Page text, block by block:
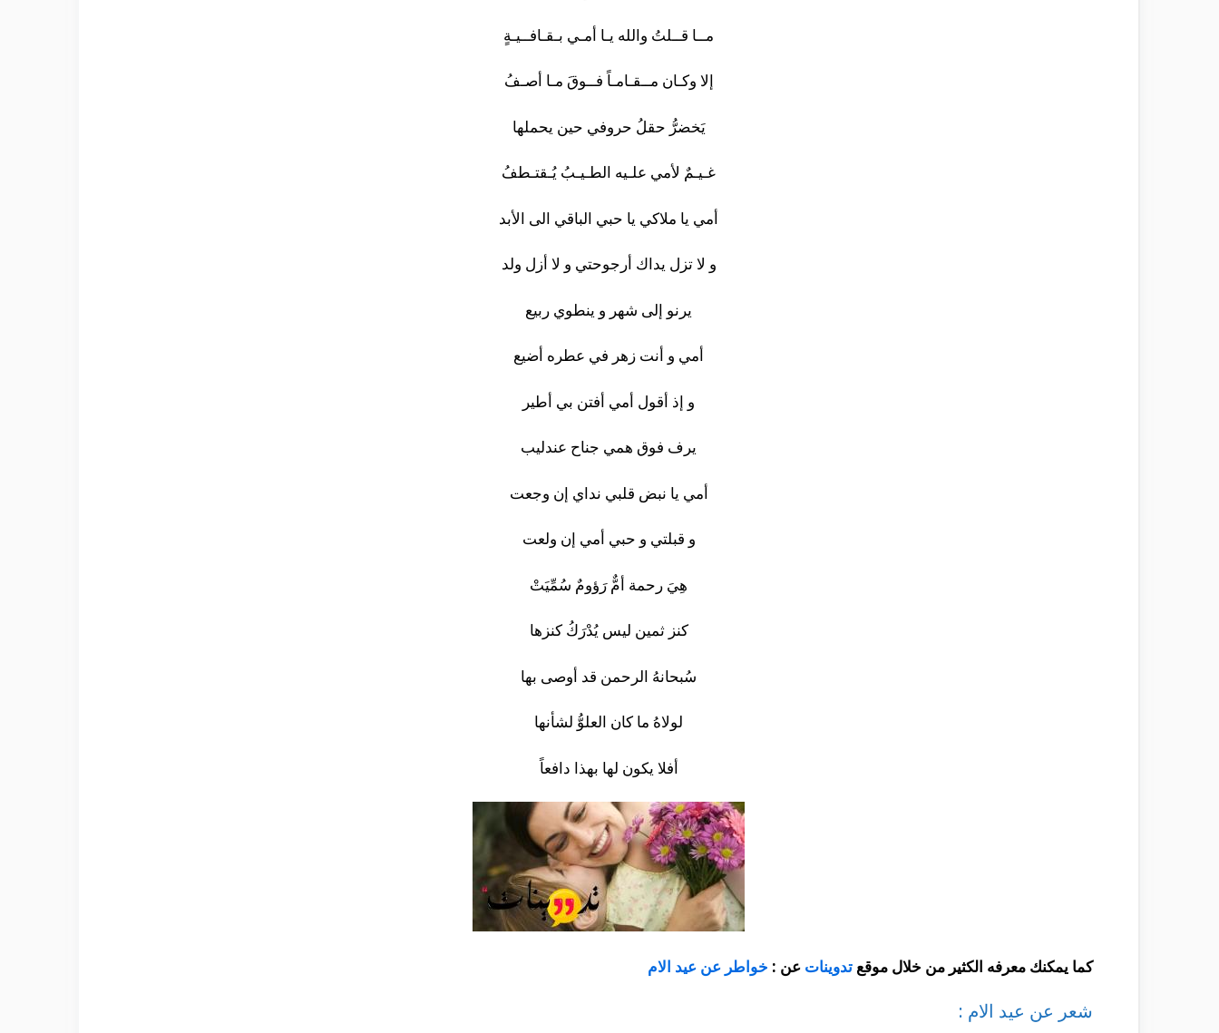
مــا قــلتُ والله يـا أمـي بـقـافــيـةٍ
إلا وكـان مــقـامـاً فــوقَ مـا أصـفُ
يَخضرُّ حقلُ حروفي حين يحملها
غـيـمٌ لأمي علـيه الطـيـبُ يُـقتـطفُ
أمي يا ملاكي يا حبي الباقي الى الأبد
و لا تزل يداك أرجوحتي و لا أزل ولد
يرنو إلى شهر و ينطوي ربيع
أمي و أنت زهر في عطره أضيع
و إذ أقول أمي أفتن بي أطير
يرف فوق همي جناح عندليب
أمي يا نبض قلبي نداي إن وجعت
و قبلتي و حبي أمي إن ولعت
هِيَ رحمة أمٌّ رَؤومٌ سُمِّيَتْ
كنز ثمين ليس يُدْرَكُ كنزها
سُبحانهُ الرحمن قد أوصى بها
لولاهُ ما كان العلوُّ لشأنها
أفلا يكون لها بهذا دافعاً
كما يمكنك معرفه الكثير من خلال موقع تدوينات عن : خواطر عن عيد الام
شعر عن عيد الام :